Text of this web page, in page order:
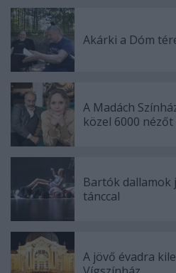
Akárki a Dóm
A Madách
közel 6000
Bartók dallamok
tánccal
A jövő évadra